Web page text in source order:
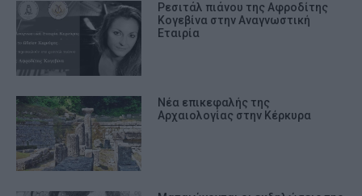
Ρεσιτάλ πιάνου της Αφροδίτης
Κογεβίνα στην Αναγνωστική
Εταιρία
Νέα επικεφαλής της
Αρχαιολογίας στην Κέρκυρα